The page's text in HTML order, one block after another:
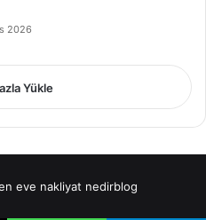
2026
Yükle
eve nakliyat nedirblog